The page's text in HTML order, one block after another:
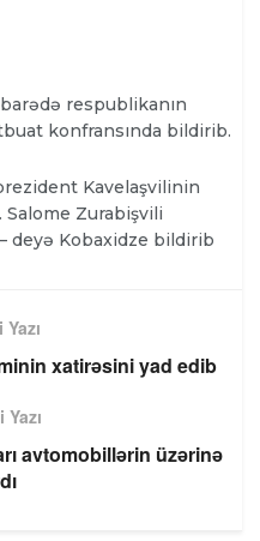
respublikanın
konfransında bildirib.
Kavelaşvilinin
Zurabişvili
deyə Kobaxidze bildirib
xatirəsini yad edib
avtomobillərin üzərinə